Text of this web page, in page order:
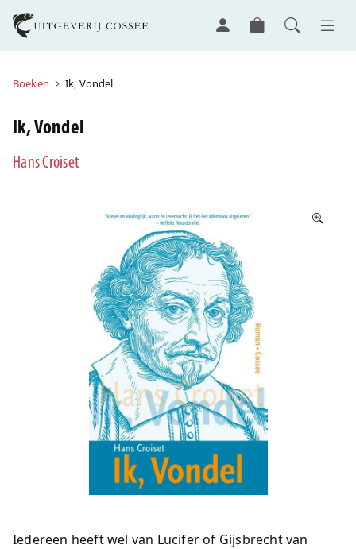
Boeken Ik, Vondel
Ik, Vondel
Hans Croiset
Iedereen heeft wel van Lucifer of Gijsbrecht van